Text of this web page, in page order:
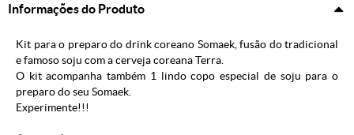
Informações do Produto
Kit para o preparo do drink coreano Somaek, fusão do tradicional
e famoso soju com a cerveja coreana Terra.
O kit acompanha também 1 lindo copo especial de soju para o
preparo do seu Somaek.
Experimente!!!